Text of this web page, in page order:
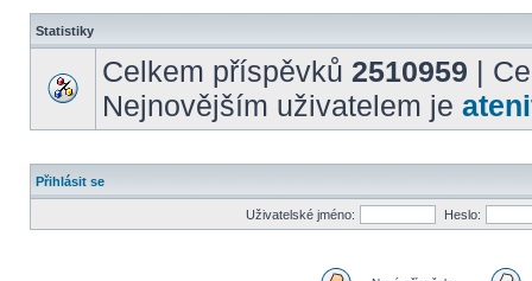
Statistiky
Celkem příspěvků 2510959 |
Nejnovějším uživatelem je
Přihlásit se
Uživatelské jméno: Heslo: